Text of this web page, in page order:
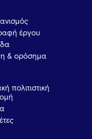
έργου
& ορόσημα
πολιτιστική